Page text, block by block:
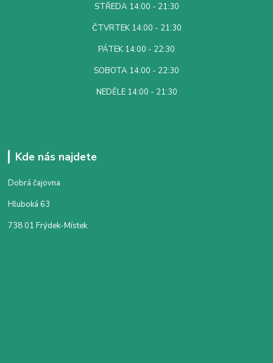
STŘEDA 14:00 - 21:30
ČTVRTEK 14:00 - 21:30
PÁTEK 14:00 - 22:30
SOBOTA 14:00 - 22:30
NEDĚLE 14:00 - 21:30
Kde nás najdete
Dobrá čajovna
Hluboká 63
738 01 Frýdek-Místek